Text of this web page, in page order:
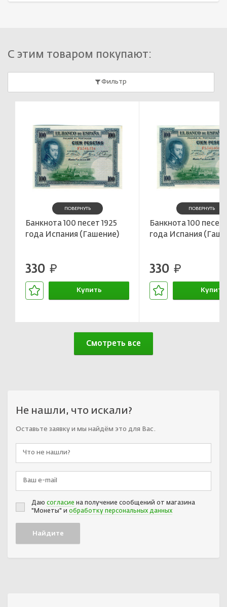
С этим товаром покупают:
Фильтр
ПОВЕРНУТЬ
Банкнота 100 песет 1925
года Испания (Гашение)
330 руб.
Купить
ПОВЕРНУТЬ
Банкнота 100 песет
года Испания
330 руб.
Купить
Смотреть все
Не нашли, что искали?
Оставьте заявку и мы найдём это для Вас.
Даю согласие на получение сообщений от магазина
"Монеты" и обработку персональных данных